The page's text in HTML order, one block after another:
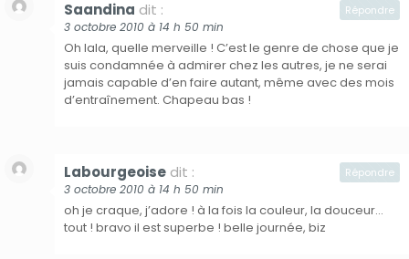
Saandina dit :
3 octobre 2010 à 14 h 50 min
Oh lala, quelle merveille ! C’est le genre de chose que je
suis condamnée à admirer chez les autres, je ne serai
jamais capable d’en faire autant, même avec des mois
d’entraînement. Chapeau bas !
Répondre
Labourgeoise dit :
3 octobre 2010 à 14 h 50 min
oh je craque, j’adore ! à la fois la couleur, la douceur…
tout ! bravo il est superbe ! belle journée, biz
Répondre